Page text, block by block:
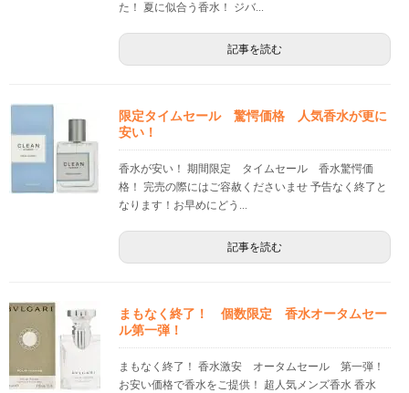
た！ 夏に似合う香水！ ジバ...
記事を読む
限定タイムセール 驚愕価格 人気香水が更に
安い！
香水が安い！ 期間限定 タイムセール 香水驚愕価
格！ 完売の際にはご容赦くださいませ 予告なく終了と
なります！お早めにどう...
記事を読む
まもなく終了！ 個数限定 香水オータムセー
ル第一弾！
まもなく終了！ 香水激安 オータムセール 第一弾！
お安い価格で香水をご提供！ 超人気メンズ香水 香水